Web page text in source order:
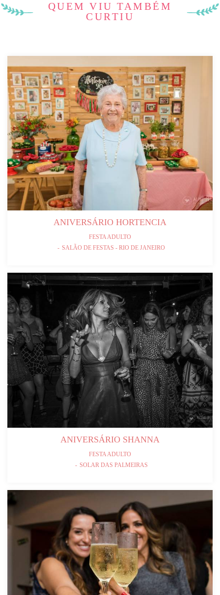
QUEM VIU TAMBÉM
CURTIU
ANIVERSÁRIO HORTENCIA
FESTA ADULTO
SALÃO DE FESTAS - RIO DE JANEIRO
ANIVERSÁRIO SHANNA
FESTA ADULTO
SOLAR DAS PALMEIRAS